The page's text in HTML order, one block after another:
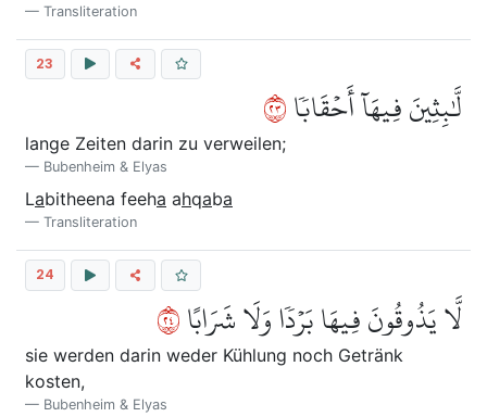
Transliteration
23
لَّٰبِثِينَ فِيهَآ أَحۡقَابٗا٣٢
lange Zeiten darin zu verweilen;
Bubenheim & Elyas
Labitheena feeha ahqaba
Transliteration
24
لَّا يَذُوقُونَ فِيهَا بَرۡدٗا وَلَا شَرَابًا٤٢
sie werden darin weder Kühlung noch Getränk
kosten,
Bubenheim & Elyas